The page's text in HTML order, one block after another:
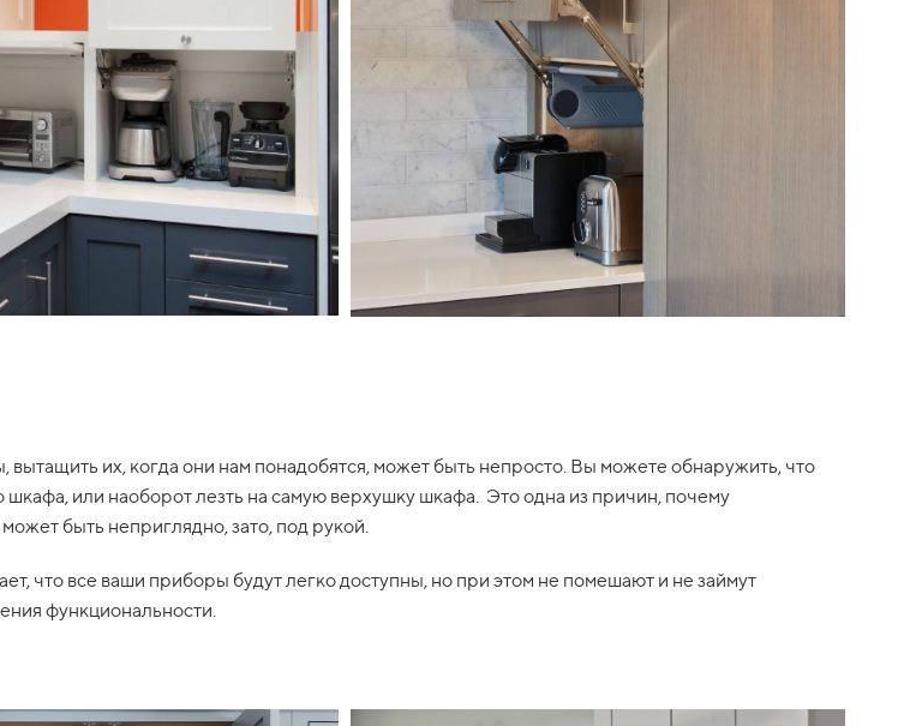
их, когда они нам понадобятся, может быть непросто. Вы можете обнаружить, что
или наоборот лезть на самую верхушку шкафа. Это одна из причин, почему
быть неприглядно, зато, под рукой.
что все ваши приборы будут легко доступны, но при этом не помешают и не займут
функциональности.